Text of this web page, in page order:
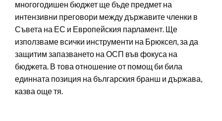
многогодишен бюджет ще бъде предмет на
интензивни преговори между държавите членки в
Съвета на ЕС и Европейския парламент. Ще
използваме всички инструменти на Брюксел, за да
защитим запазването на ОСП във фокуса на
бюджета. В това отношение от помощ би била
единната позиция на българския бранш и държава,
казва още тя.